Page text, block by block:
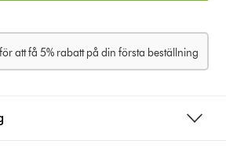
att få 5% rabatt på din första beställning